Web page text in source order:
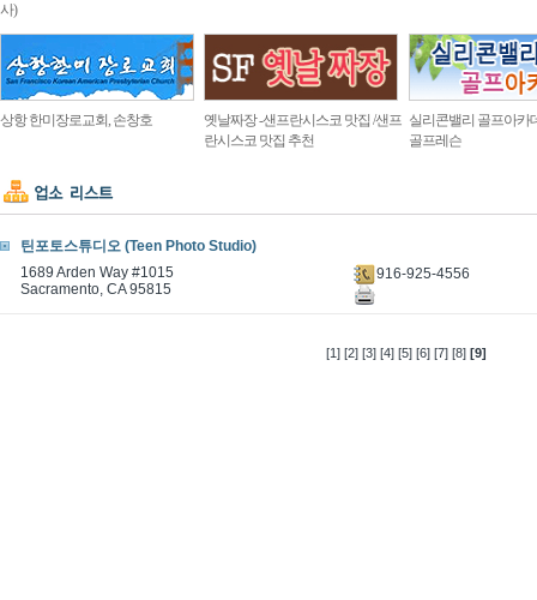
사)
상항 한미장로교회, 손창호
옛날짜장 -샌프란시스코 맛집 /샌프
란시스코 맛집 추천
실리콘밸리 골프아카
골프레슨
틴포토스튜디오 (Teen Photo Studio)
1689 Arden Way #1015
Sacramento, CA 95815
916-925-4556
[1] [2] [3] [4] [5] [6] [7] [8] [9]